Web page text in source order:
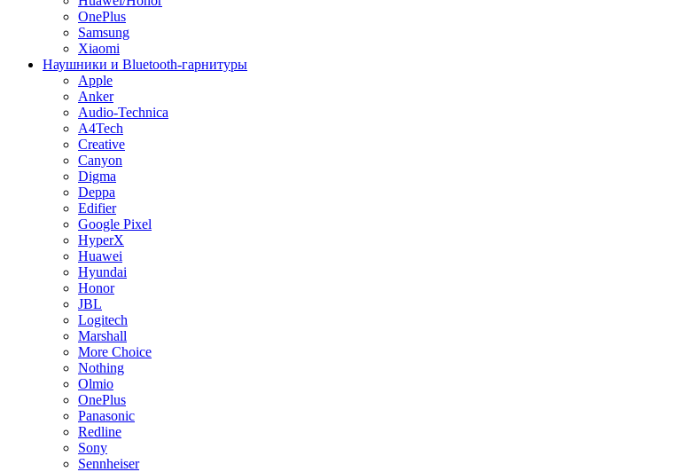
OnePlus
Samsung
Xiaomi
Наушники и Bluetooth-гарнитуры
Apple
Anker
Audio-Technica
A4Tech
Creative
Canyon
Digma
Deppa
Edifier
Google Pixel
HyperX
Huawei
Hyundai
Honor
JBL
Logitech
Marshall
More Choice
Nothing
Olmio
OnePlus
Panasonic
Redline
Sony
Sennheiser